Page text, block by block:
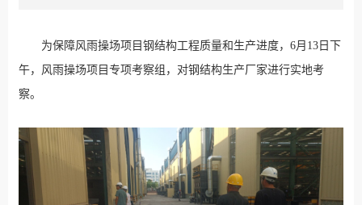
为保障风雨操场项目钢结构工程质量和生产进度，6月13日下
午，风雨操场项目专项考察组，对钢结构生产厂家进行实地考
察。